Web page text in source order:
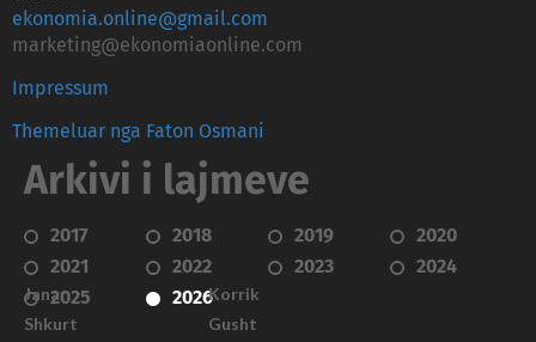
ekonomia.online@gmail.com
marketing@ekonomiaonline.com
Impressum
Themeluar nga Faton Osmani
Arkivi i lajmeve
2017 2018 2019
2020
2021
2022 2023
2024
2025
2026
Janar
Shkurt
Korrik
Gusht